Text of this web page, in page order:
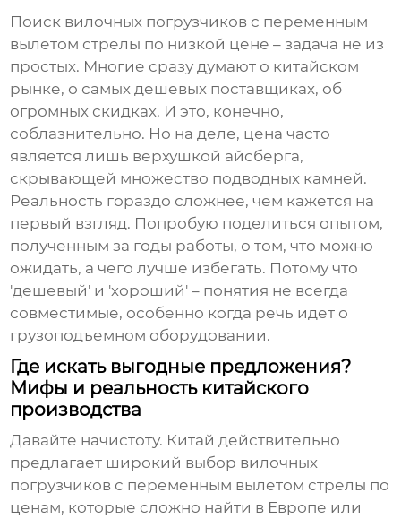
Поиск вилочных погрузчиков с переменным
вылетом стрелы по низкой цене – задача не из
простых. Многие сразу думают о китайском
рынке, о самых дешевых поставщиках, об
огромных скидках. И это, конечно,
соблазнительно. Но на деле, цена часто
является лишь верхушкой айсберга,
скрывающей множество подводных камней.
Реальность гораздо сложнее, чем кажется на
первый взгляд. Попробую поделиться опытом,
полученным за годы работы, о том, что можно
ожидать, а чего лучше избегать. Потому что
'дешевый' и 'хороший' – понятия не всегда
совместимые, особенно когда речь идет о
грузоподъемном оборудовании.
Где искать выгодные предложения?
Мифы и реальность китайского
производства
Давайте начистоту. Китай действительно
предлагает широкий выбор вилочных
погрузчиков с переменным вылетом стрелы по
ценам, которые сложно найти в Европе или